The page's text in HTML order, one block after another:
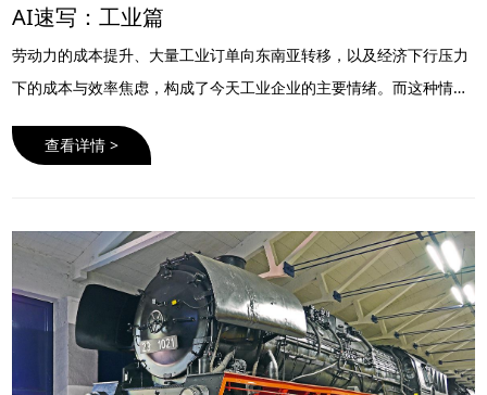
AI速写：工业篇
劳动力的成本提升、大量工业订单向东南亚转移，以及经济下行压力
下的成本与效率焦虑，构成了今天工业企业的主要情绪。而这种情绪
希望走进产业的愿望……
查看详情 >